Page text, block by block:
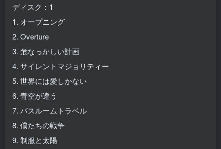
ディスク：1
1. オープニング
2. Overture
3. 危なっかしい計画
4. サイレントマジョリティー
5. 世界には愛しかない
6. 青空が違う
7. バスルームトラベル
8. 僕たちの戦争
9. 制服と太陽